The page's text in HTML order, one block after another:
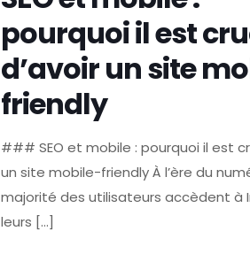
pourquoi il est
d’avoir un site
friendly
### SEO et mobile : pourquoi il est
un site mobile-friendly À l’ère du
majorité des utilisateurs accèdent à
leurs […]